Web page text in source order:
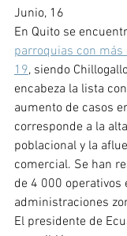
Junio, 16
En Quito se
parroquias con más
19, siendo
encabeza la lista
aumento de casos
corresponde a la
poblacional y la
comercial. Se han
de 4 000 operativos
administraciones
El presidente de